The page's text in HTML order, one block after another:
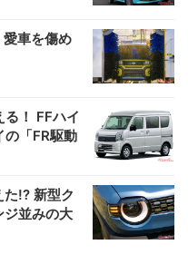
車を傷め
！ FFハイ
の「FR駆動
!? 新型ク
ジ並みの大